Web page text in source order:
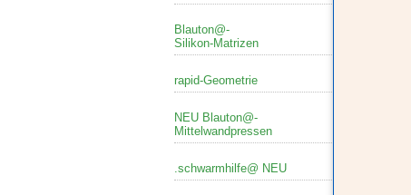
Blauton@-
Silikon-Matrizen
rapid-Geometrie
NEU Blauton@-
Mittelwandpressen
.schwarmhilfe@ NEU